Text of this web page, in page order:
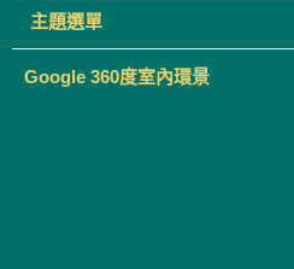
主題選單
Google 360度室內環景